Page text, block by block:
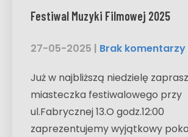
Festiwal Muzyki Filmowej 2025
27-05-2025 | Brak komentarzy
Już w najbliższą niedzielę
miasteczka festiwalowego przy
ul.Fabrycznej 13.O godz.12:00
zaprezentujemy wyjątkowy